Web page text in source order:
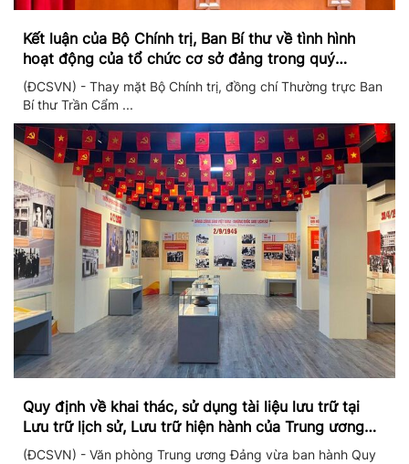
Kết luận của Bộ Chính trị, Ban Bí thư về tình hình
hoạt động của tổ chức cơ sở đảng trong quý
II/2026
(ĐCSVN) - Thay mặt Bộ Chính trị, đồng chí Thường trực Ban
Bí thư Trần Cẩm ...
Quy định về khai thác, sử dụng tài liệu lưu trữ tại
Lưu trữ lịch sử, Lưu trữ hiện hành của Trung ương
Đảng và Văn phòng Trung ương Đảng
(ĐCSVN) - Văn phòng Trung ương Đảng vừa ban hành Quy